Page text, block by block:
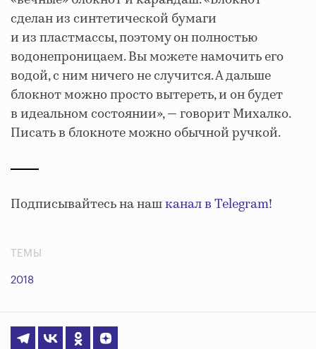
сделан из синтетической бумаги
и из пластмассы, поэтому он полностью
водонепроницаем. Вы можете намочить его
водой, с ним ничего не случится. А дальше
блокнот можно просто вытереть, и он будет
в идеальном состоянии», — говорит Михалко.
Писать в блокноте можно обычной ручкой.
Подписывайтесь на нашканал в Telegram!
ТЕМЫ
2018